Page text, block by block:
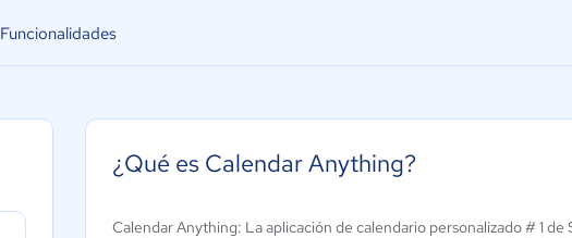
Funcionalidades
¿Qué es Calendar Anything?
Calendar Anything: La aplicación de calendario personalizado # 1 de